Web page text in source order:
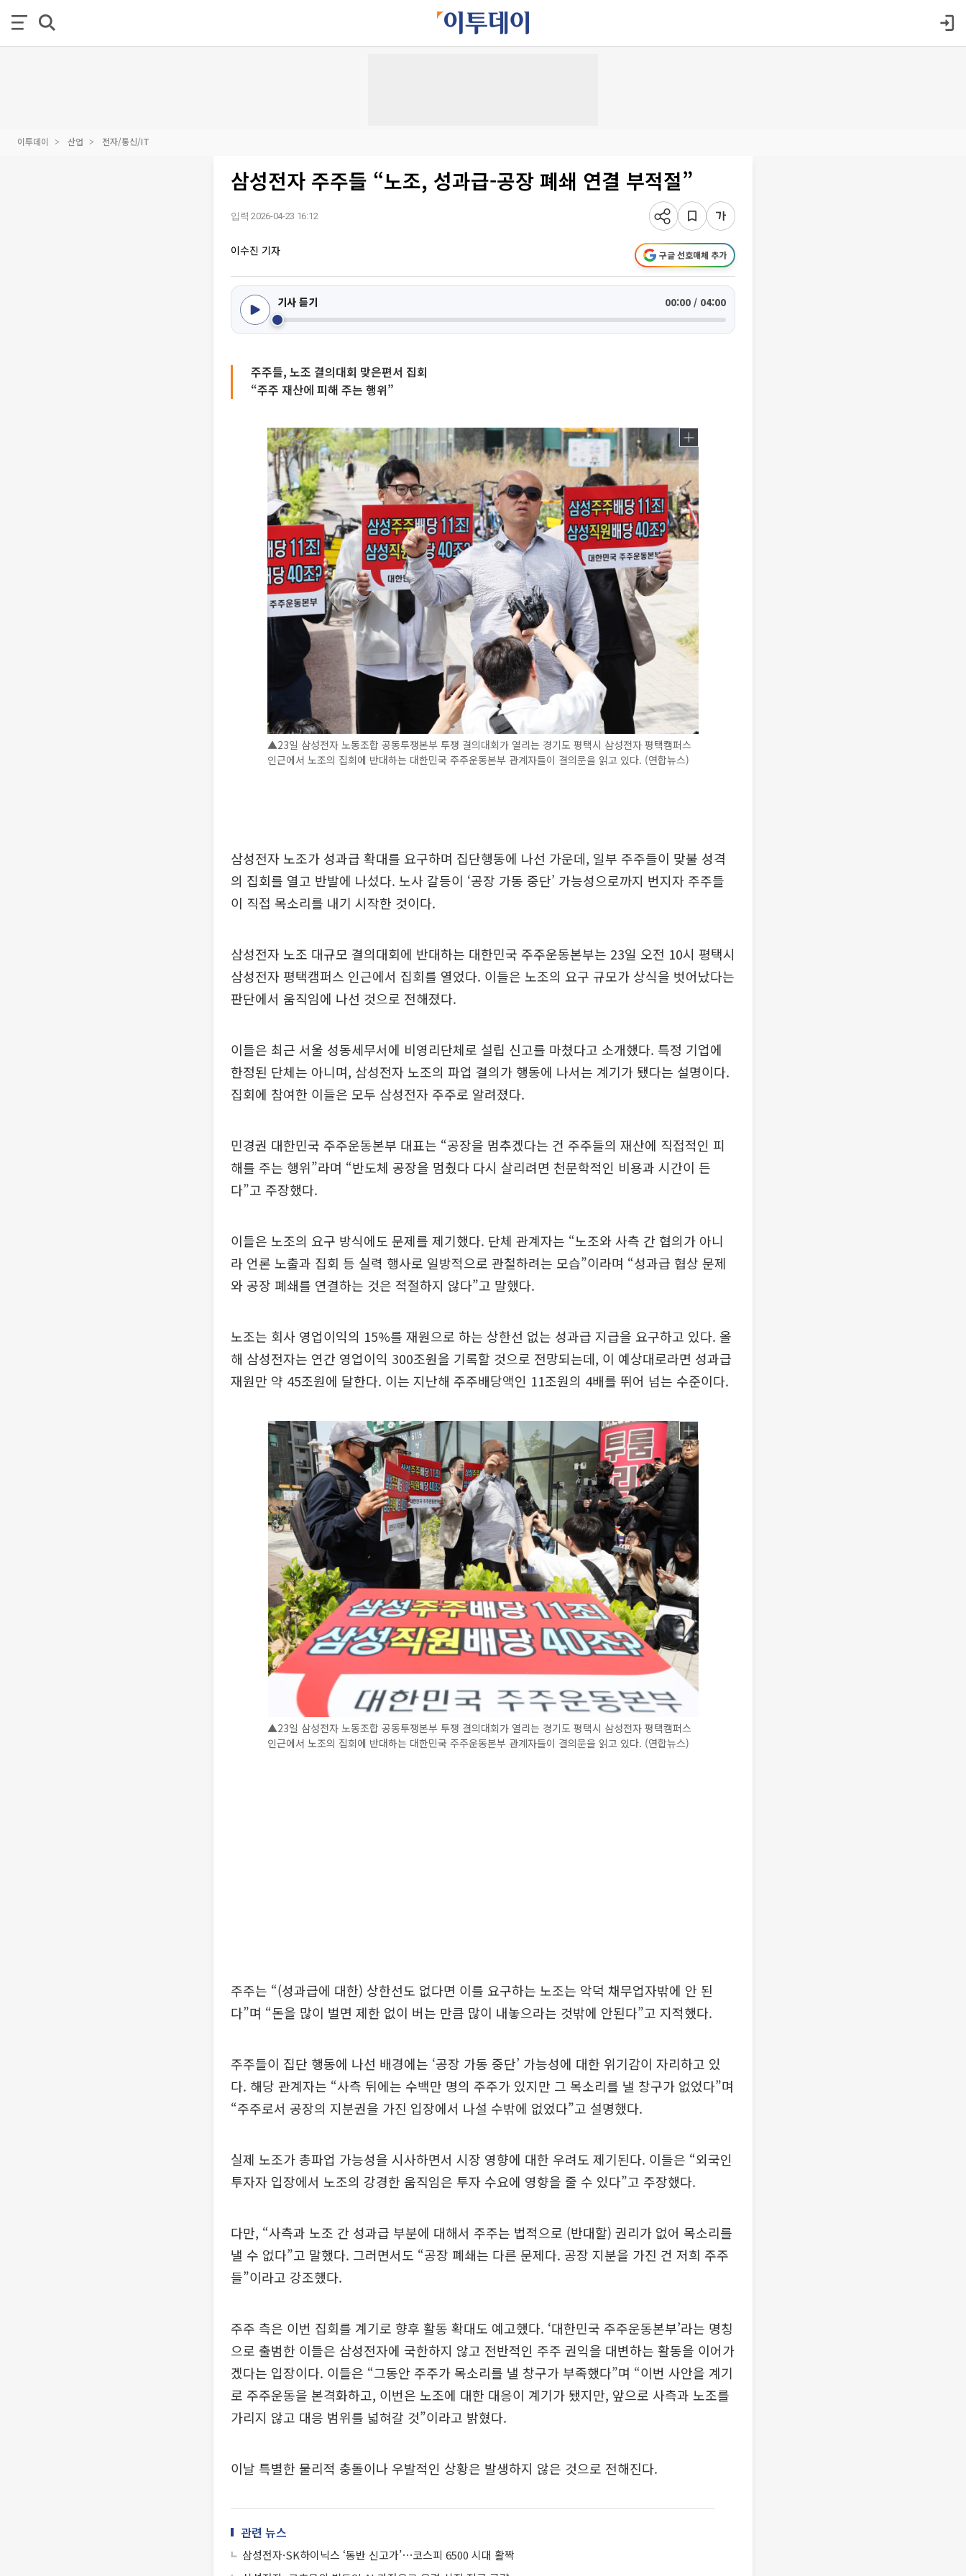
이투데이 산업 전자/통신/IT
삼성전자 주주들 “노조, 성과급-공장 폐쇄 연결 부적절”
입력 2026-04-23 16:12
이수진 기자 구글 선호매체 추가
기사 듣기 00:00 / 04:00
주주들, 노조 결의대회 맞은편서 집회
“주주 재산에 피해 주는 행위”
▲23일 삼성전자 노동조합 공동투쟁본부 투쟁 결의대회가 열리는 경기도 평택시 삼성전자 평택캠퍼스
인근에서 노조의 집회에 반대하는 대한민국 주주운동본부 관계자들이 결의문을 읽고 있다. (연합뉴스)
삼성전자 노조가 성과급 확대를 요구하며 집단행동에 나선 가운데, 일부 주주들이 맞불 성격
의 집회를 열고 반발에 나섰다. 노사 갈등이 ‘공장 가동 중단’ 가능성으로까지 번지자 주주들
이 직접 목소리를 내기 시작한 것이다.
삼성전자 노조 대규모 결의대회에 반대하는 대한민국 주주운동본부는 23일 오전 10시 평택시
삼성전자 평택캠퍼스 인근에서 집회를 열었다. 이들은 노조의 요구 규모가 상식을 벗어났다는
판단에서 움직임에 나선 것으로 전해졌다.
이들은 최근 서울 성동세무서에 비영리단체로 설립 신고를 마쳤다고 소개했다. 특정 기업에
한정된 단체는 아니며, 삼성전자 노조의 파업 결의가 행동에 나서는 계기가 됐다는 설명이다.
집회에 참여한 이들은 모두 삼성전자 주주로 알려졌다.
민경권 대한민국 주주운동본부 대표는 “공장을 멈추겠다는 건 주주들의 재산에 직접적인 피
해를 주는 행위”라며 “반도체 공장을 멈췄다 다시 살리려면 천문학적인 비용과 시간이 든
다”고 주장했다.
이들은 노조의 요구 방식에도 문제를 제기했다. 단체 관계자는 “노조와 사측 간 협의가 아니
라 언론 노출과 집회 등 실력 행사로 일방적으로 관철하려는 모습”이라며 “성과급 협상 문제
와 공장 폐쇄를 연결하는 것은 적절하지 않다”고 말했다.
노조는 회사 영업이익의 15%를 재원으로 하는 상한선 없는 성과급 지급을 요구하고 있다. 올
해 삼성전자는 연간 영업이익 300조원을 기록할 것으로 전망되는데, 이 예상대로라면 성과급
재원만 약 45조원에 달한다. 이는 지난해 주주배당액인 11조원의 4배를 뛰어 넘는 수준이다.
▲23일 삼성전자 노동조합 공동투쟁본부 투쟁 결의대회가 열리는 경기도 평택시 삼성전자 평택캠퍼스
인근에서 노조의 집회에 반대하는 대한민국 주주운동본부 관계자들이 결의문을 읽고 있다. (연합뉴스)
주주는 “(성과급에 대한) 상한선도 없다면 이를 요구하는 노조는 악덕 채무업자밖에 안 된
다”며 “돈을 많이 벌면 제한 없이 버는 만큼 많이 내놓으라는 것밖에 안된다”고 지적했다.
주주들이 집단 행동에 나선 배경에는 ‘공장 가동 중단’ 가능성에 대한 위기감이 자리하고 있
다. 해당 관계자는 “사측 뒤에는 수백만 명의 주주가 있지만 그 목소리를 낼 창구가 없었다”며
“주주로서 공장의 지분권을 가진 입장에서 나설 수밖에 없었다”고 설명했다.
실제 노조가 총파업 가능성을 시사하면서 시장 영향에 대한 우려도 제기된다. 이들은 “외국인
투자자 입장에서 노조의 강경한 움직임은 투자 수요에 영향을 줄 수 있다”고 주장했다.
다만, “사측과 노조 간 성과급 부분에 대해서 주주는 법적으로 (반대할) 권리가 없어 목소리를
낼 수 없다”고 말했다. 그러면서도 “공장 폐쇄는 다른 문제다. 공장 지분을 가진 건 저희 주주
들”이라고 강조했다.
주주 측은 이번 집회를 계기로 향후 활동 확대도 예고했다. ‘대한민국 주주운동본부’라는 명칭
으로 출범한 이들은 삼성전자에 국한하지 않고 전반적인 주주 권익을 대변하는 활동을 이어가
겠다는 입장이다. 이들은 “그동안 주주가 목소리를 낼 창구가 부족했다”며 “이번 사안을 계기
로 주주운동을 본격화하고, 이번은 노조에 대한 대응이 계기가 됐지만, 앞으로 사측과 노조를
가리지 않고 대응 범위를 넓혀갈 것”이라고 밝혔다.
이날 특별한 물리적 충돌이나 우발적인 상황은 발생하지 않은 것으로 전해진다.
관련 뉴스
삼성전자·SK하이닉스 ‘동반 신고가’⋯코스피 6500 시대 활짝